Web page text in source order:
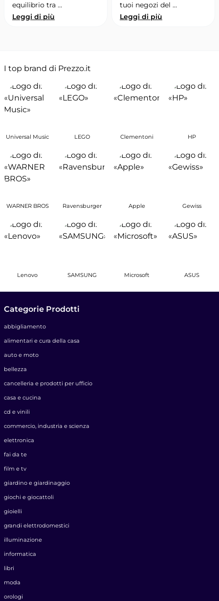
equilibrio tra …
Leggi di più
tuoi negozi del …
Leggi di più
I top brand di Prezzo.it
Universal Music LEGO Clementoni HP
WARNER BROS Ravensburger Apple Gewiss
Lenovo SAMSUNG Microsoft ASUS
Categorie Prodotti
abbigliamento
alimentari e cura della casa
auto e moto
bellezza
cancelleria e prodotti per ufficio
casa e cucina
cd e vinili
commercio, industria e scienza
elettronica
fai da te
film e tv
giardino e giardinaggio
giochi e giocattoli
gioielli
grandi elettrodomestici
illuminazione
informatica
libri
moda
orologi